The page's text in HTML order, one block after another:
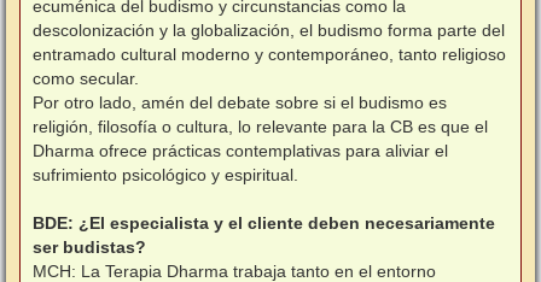
ecuménica del budismo y circunstancias como la
descolonización y la globalización, el budismo forma parte del
entramado cultural moderno y contemporáneo, tanto religioso
como secular.
Por otro lado, amén del debate sobre si el budismo es
religión, filosofía o cultura, lo relevante para la CB es que el
Dharma ofrece prácticas contemplativas para aliviar el
sufrimiento psicológico y espiritual.
BDE: ¿El especialista y el cliente deben necesariamente
ser budistas?
MCH: La Terapia Dharma trabaja tanto en el entorno